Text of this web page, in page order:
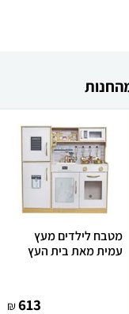
מטבח לילדים מעץ
עמית מאת בית העץ
613
₪